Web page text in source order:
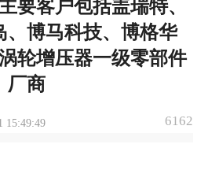
要客户包括盖瑞特、
、博马科技、博格华
轮增压器一级零部件
厂商
15:49:49 6162